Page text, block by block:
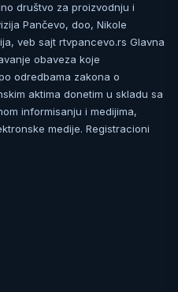
društvo za proizvodnju i
Pančevo, doo, Nikole
veb sajt rtvpancevo.rs Glavna
obaveza koje
odredbama zakona o
aktima donetim u skladu sa
informisanju i medijima,
medije. Registracioni